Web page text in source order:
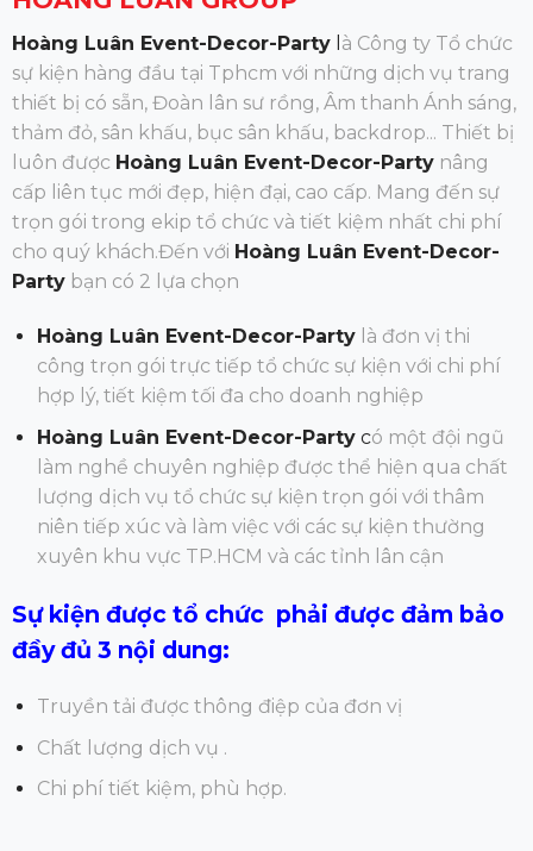
Hoàng Luân Event-Decor-Party à Công ty Tổ chức
sự kiện hàng đầu tại Tphcm với những dịch vụ trang
thiết bị có sẵn, Đoàn lân sư rồng, Âm thanh Ánh sáng,
thảm đỏ, sân khấu, bục sân khấu, backdrop... Thiết bị
luôn được Hoàng Luân Event-Decor-Party nâng
cấp liên tục mới đẹp, hiện đại, cao cấp. Mang đến sự
trọn gói trong ekip tổ chức và tiết kiệm nhất chi phí
cho quý khách.Đến với Hoàng Luân Event-Decor-
Party bạn có 2 lựa chọn
Hoàng Luân Event-Decor-Party là đơn vị thi
công trọn gói trực tiếp tổ chức sự kiện với chi phí
hợp lý, tiết kiệm tối đa cho doanh nghiệp
Hoàng Luân Event-Decor-Partycó một đội ngũ
làm nghề chuyên nghiệp được thể hiện qua chất
lượng dịch vụ tổ chức sự kiện trọn gói với thâm
niên tiếp xúc và làm việc với các sự kiện thường
xuyên khu vực TP.HCM và các tỉnh lân cận
Sự kiện được tổ chức phải được đảm bảo
đầy đủ 3 nội dung:
Truyền tải được thông điệp của đơn vị
Chất lượng dịch vụ .
Chi phí tiết kiệm, phù hợp.